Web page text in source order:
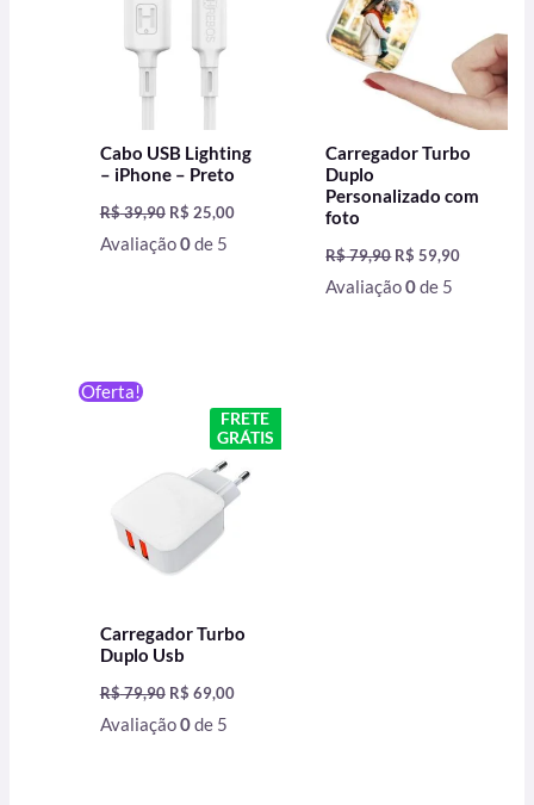
Cabo USB Lighting
– iPhone – Preto
R$39,90 R$ 25,00
Avaliação0de 5
Carregador Turbo
Duplo
Personalizado com
foto
R$79,90 R$ 59,90
Avaliação0de 5
Oferta!
FRETE
GRÁTIS
Carregador Turbo
Duplo Usb
R$79,90
R$ 79,90.
R$ 69,00
preço
atual
é:
Avaliação0de 5